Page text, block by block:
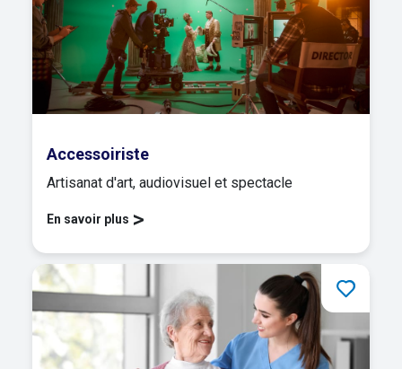
Accessoiriste
Artisanat d'art, audiovisuel et spectacle
En savoir plus >